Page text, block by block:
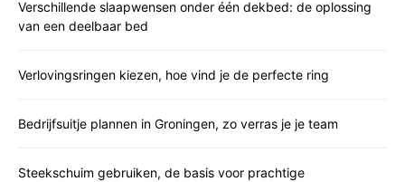
Verschillende slaapwensen onder één dekbed: de oplossing
van een deelbaar bed
Verlovingsringen kiezen, hoe vind je de perfecte ring
Bedrijfsuitje plannen in Groningen, zo verras je je team
Steekschuim gebruiken, de basis voor prachtige